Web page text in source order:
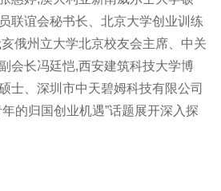
联谊会秘书长、北京大学创业训练
俄州立大学北京校友会主席 、中关
会长冯廷恺,西安建筑科技大学博
士、深圳市中天碧姆科技有限公司
的归国创业机遇”话题展开深入探